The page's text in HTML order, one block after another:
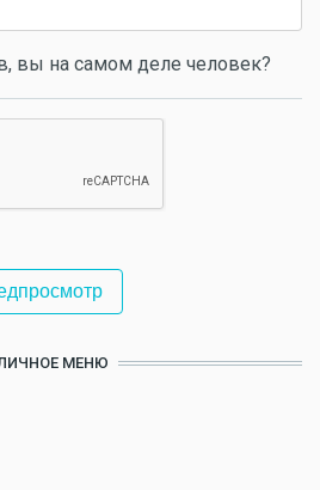
вы на самом деле человек?
МЕНЮ